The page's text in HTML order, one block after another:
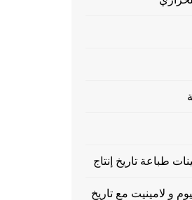
طباعة تاريخ إنتاج
و لامينيت مع تاريخ